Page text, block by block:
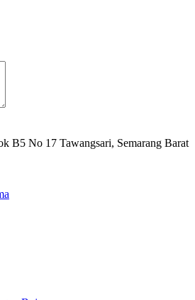
B5 No 17 Tawangsari, Semarang Barat